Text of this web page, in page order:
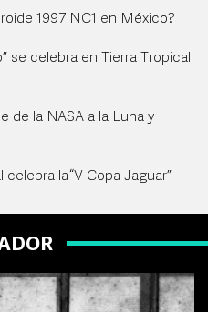
1997 NC1 en México?
se celebra en Tierra Tropical
de la NASA a la Luna y
la “V Copa Jaguar”